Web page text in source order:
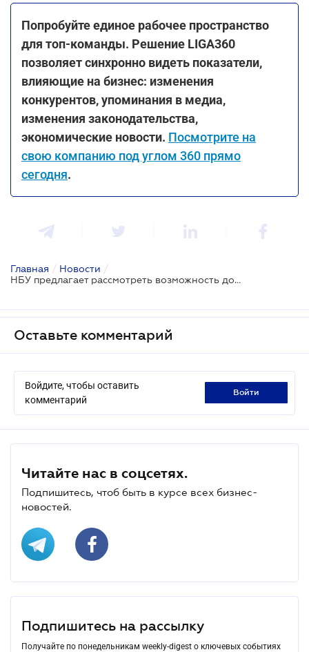
Попробуйте единое рабочее пространство
для топ-команды. Решение LIGA360
позволяет синхронно видеть показатели,
влияющие на бизнес: изменения
конкурентов, упоминания в медиа,
изменения законодательства,
экономические новости. Посмотрите на
свою компанию под углом 360 прямо
сегодня.
Главная / Новости /
НБУ предлагает рассмотреть возможность дополнительного налогообложения некритического импорта
Оставьте комментарий
Войдите, чтобы оставить
комментарий
войти
Читайте нас в соцсетях.
Подпишитесь, чтоб быть в курсе всех бизнес-
новостей.
Подпишитесь на рассылку
Получайте по понедельникам weekly-digest о ключевых событиях